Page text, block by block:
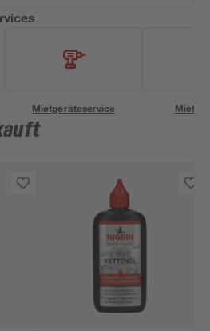
Mietgeräteservice